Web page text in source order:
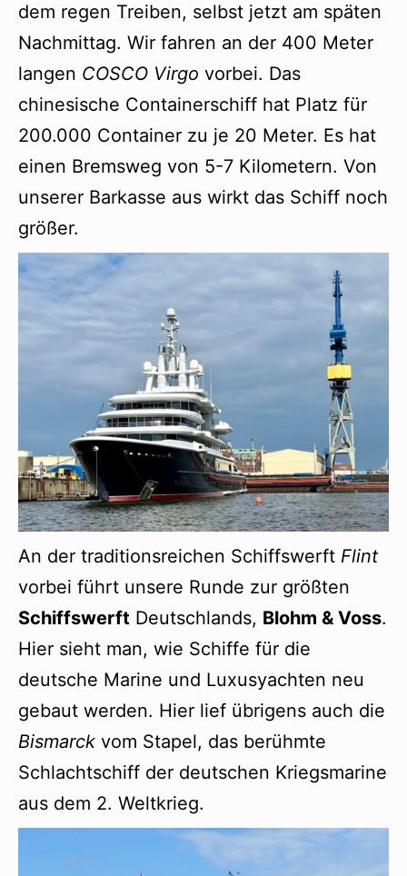
dem regen Treiben, selbst jetzt am späten
Nachmittag. Wir fahren an der 400 Meter
langen COSCO Virgo vorbei. Das
chinesische Containerschiff hat Platz für
200.000 Container zu je 20 Meter. Es hat
einen Bremsweg von 5-7 Kilometern. Von
unserer Barkasse aus wirkt das Schiff noch
größer.
An der traditionsreichen Schiffswerft Flint
vorbei führt unsere Runde zur größten
Schiffswerft Deutschlands, Blohm & Voss.
Hier sieht man, wie Schiffe für die
deutsche Marine und Luxusyachten neu
gebaut werden. Hier lief übrigens auch die
Bismarck vom Stapel, das berühmte
Schlachtschiff der deutschen Kriegsmarine
aus dem 2. Weltkrieg.